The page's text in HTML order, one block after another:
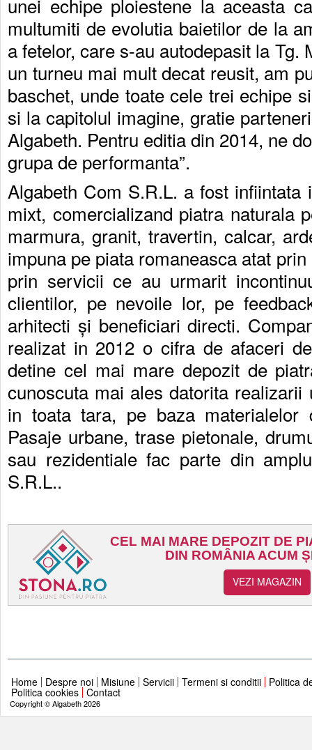
unei echipe ploiestene la aceasta
multumiti de evolutia baietilor de la
a fetelor, care s-au autodepasit la Tg.
un turneu mai mult decat reusit, am
baschet, unde toate cele trei echipe
si la capitolul imagine, gratie
Algabeth. Pentru editia din 2014, ne
grupa de performanta”.
Algabeth Com S.R.L. a fost
mixt, comercializand piatra naturala
marmura, granit, travertin, calcar,
impuna pe piata romaneasca atat
prin servicii ce au urmarit
clientilor, pe nevoile lor, pe
arhitecti și beneficiari directi.
realizat in 2012 o cifra de afaceri
detine cel mai mare depozit de
cunoscuta mai ales datorita
in toata tara, pe baza materialelor
Pasaje urbane, trase pietonale,
sau rezidentiale fac parte din
S.R.L..
Home Despre noi Misiune Servicii Termeni si conditii Politica
Politica cookies Contact
Copyright © Algabeth 2026